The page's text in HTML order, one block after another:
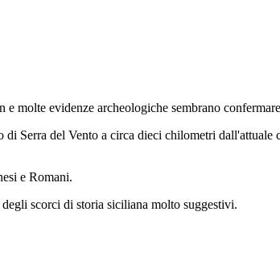
molte evidenze archeologiche sembrano
Serra del Vento a circa dieci chilometri dall'attuale
e Romani.
scorci di storia siciliana molto suggestivi.